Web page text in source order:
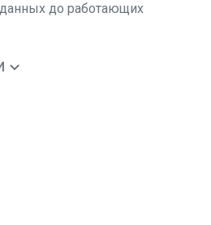
данных до работающих